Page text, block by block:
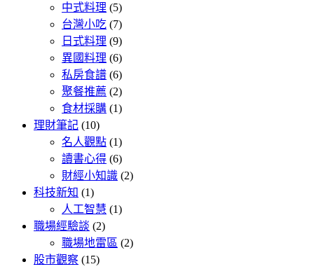
中式料理 (5)
台灣小吃 (7)
日式料理 (9)
異國料理 (6)
私房食譜 (6)
聚餐推薦 (2)
食材採購 (1)
理財筆記 (10)
名人觀點 (1)
讀書心得 (6)
財經小知識 (2)
科技新知 (1)
人工智慧 (1)
職場經驗談 (2)
職場地雷區 (2)
股市觀察 (15)